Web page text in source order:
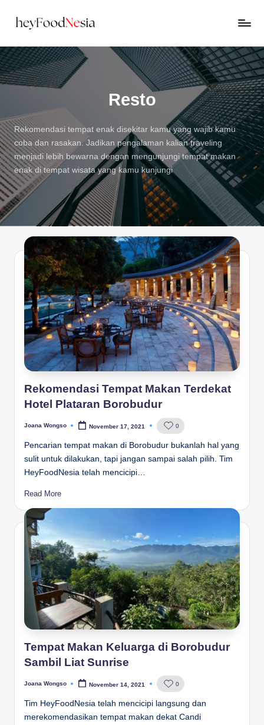
content
e
y
o
o
d
N
e
a
Kuliner
Enak
di
Resto
Rekomendasi tempat enak disekitar kamu yang wajib kamu
coba dan rasakan. Jadikan pengalaman kalian traveling
menjadi lebih bewarna dengan mengunjungi tempat makan
enak di tempat wisata yang kamu kunjungi
Rekomendasi Tempat Makan Terdekat
Hotel Plataran Borobudur
Posted
Joana Wongso November 17, 2021 0
Pencarian tempat makan di Borobudur bukanlah hal yang
sulit untuk dilakukan, tapi jangan sampai salah pilih. Tim
HeyFoodNesia telah mencicipi…
Read More
Tempat Makan Keluarga di Borobudur
Sambil Liat Sunrise
Posted
Joana Wongso November 14, 2021 0
Tim HeyFoodNesia telah mencicipi langsung dan
merekomendasikan tempat makan dekat Candi